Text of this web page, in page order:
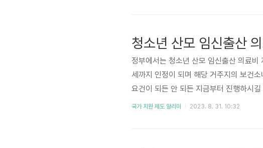
및 ..
정부에서는 청소년 산모 임신출산 의료
세까지 인정이 되며 해당 거주지의 보건
요건이 되든 안 되든 지금부터 진행하시
임신확인서에 기재된 내용으로 만 19세까
국가 지원 제도 알리미 2023. 8. 31. 10:32